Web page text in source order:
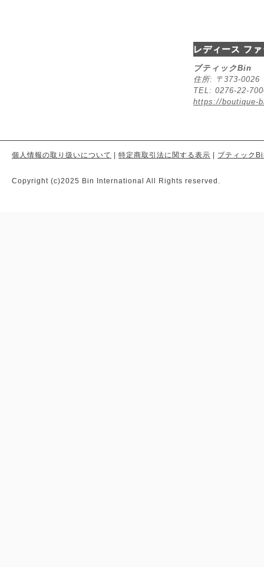
レディース フ
ブティックBin
住所: 〒373-
TEL: 0276-22-
https://boutique-
個人情報の取り扱いについて 特定商取引法に関する表示 ブティック
Copyright (c)2025 Bin International All Rights reserved.